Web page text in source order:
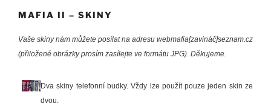
MAFIA II – SKINY
Vaše skiny nám můžete posílat na adresu webmafia[zavináč]seznam.cz
(přiložené obrázky prosím zasílejte ve formátu JPG). Děkujeme.
Dva skiny telefonní budky. Vždy lze použít pouze jeden skin ze
dvou.